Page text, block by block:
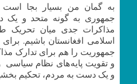
به گمان من بسیار بجا
جمهوری به گونه متحد و یک
مذاکرات جدی میان تحریک
اسلامی افغانستان باشیم.
‌جمهوریت را هم برای تدارک
و تقویت پایه‌های نظام سیاسی و
و یک دست به مردم، تحکیم